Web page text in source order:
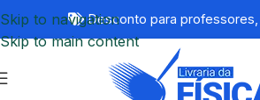
Skip to navigation
Skip to main content
Desconto para professores,